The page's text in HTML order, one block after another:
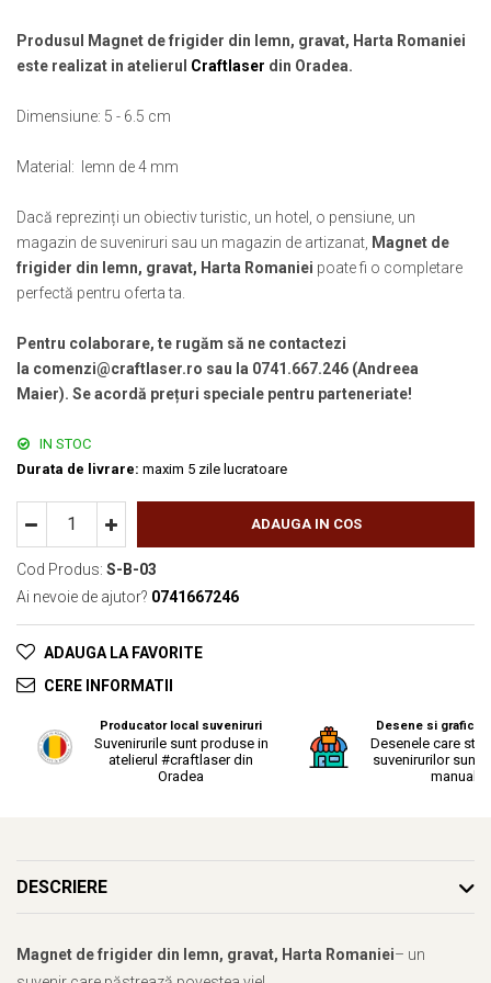
Muzeul Unirii Iasi
Orase si zone istorice
Cluj Napoca
Iasi
Maramures
Oradea
Sibiu
Palate si Curti Domnesti
Curtea Domneasca, Targoviste
Ruginoasa
Palatul Culturii Iasi
Suport pahare suvenir din lemn
Suport pahare suvenir din pluta
Tablouri gravate
Colectia "Belle Epoque"
Colectia "Visit Romania"
Colectia medievala
Produsul Magnet de frigider din lemn, gravat, Harta Romaniei
este realizat in atelierul Craftlaser din Oradea.
Dimensiune: 5 - 6.5 cm
Material: lemn de 4 mm
Dacă reprezinți un obiectiv turistic, un hotel, o pensiune, un
magazin de suveniruri sau un magazin de artizanat, Magnet de
frigider din lemn, gravat, Harta Romaniei poate fi o completare
perfectă pentru oferta ta.
Pentru colaborare, te rugăm să ne contactezi
la comenzi@craftlaser.ro sau la 0741.667.246 (Andreea
Maier). Se acordă prețuri speciale pentru parteneriate!
IN STOC
Durata de livrare: maxim 5 zile lucratoare
ADAUGA IN COS
Cod Produs: S-B-03
Ai nevoie de ajutor? 0741667246
ADAUGA LA FAVORITE
CERE INFORMATII
Producator local suveniruri
Suvenirurile sunt produse in
atelierul #craftlaser din
Oradea
Desene si grafica
Desenele care
suvenirurilor sunt
manual.
DESCRIERE
Magnet de frigider din lemn, gravat, Harta Romaniei– un